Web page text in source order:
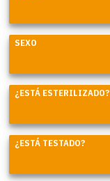
SEXO
¿ESTÁ ESTERILIZADO?
¿ESTÁ TESTADO?